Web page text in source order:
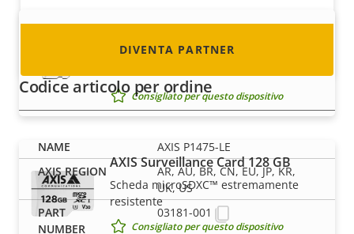
Scheda microSDXC™ estremamente
Consigliato per questo dispositivo
AXIS Surveillance Card 128 GB
Scheda microSDXC™ estremamente
resistente
Consigliato per questo dispositivo
DIVENTA PARTNER
Codice articolo per ordine
AXIS P1475-LE
AR, AU, BR, CN, EU, JP, KR,
UK, US
03181-001